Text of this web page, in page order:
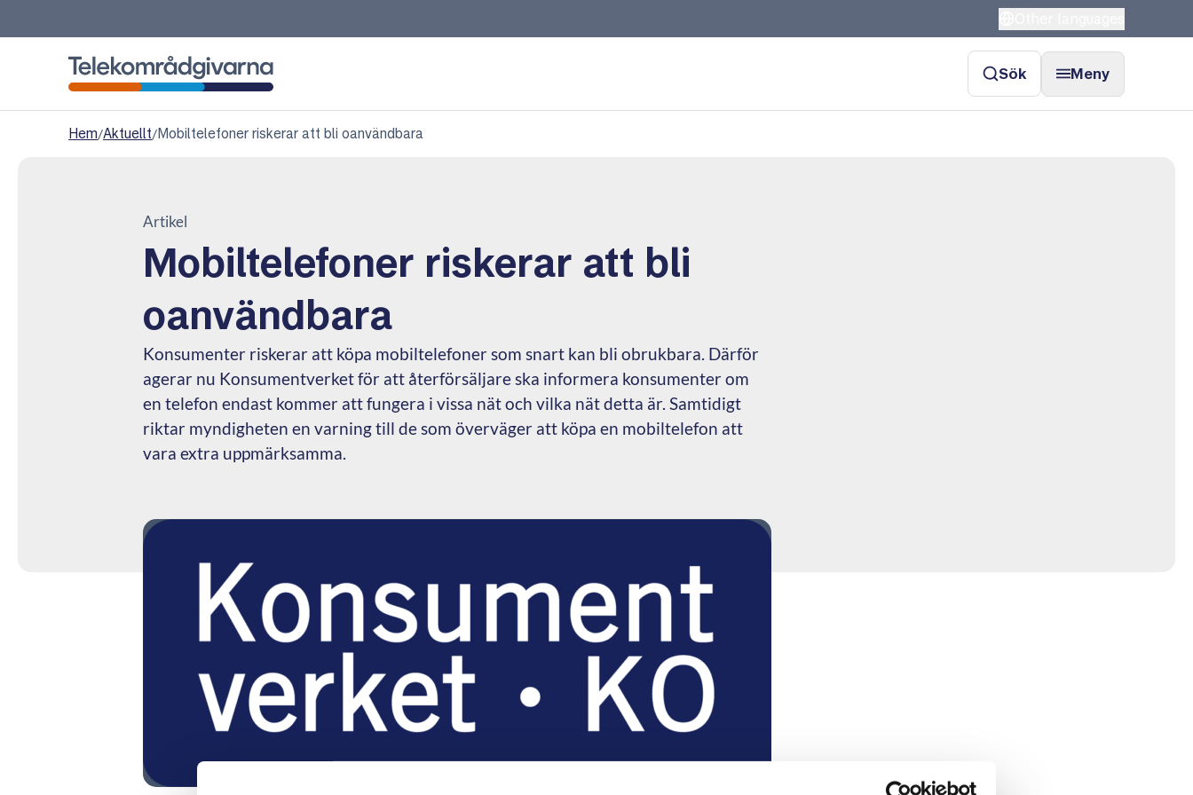
Sök Meny
Hem/Aktuellt/Mobiltelefoner riskerar att bli oanvändbara
Artikel
Mobiltelefoner riskerar att bli
oanvändbara
Konsumenter riskerar att köpa mobiltelefoner som snart kan bli obrukbara. Därför
agerar nu Konsumentverket för att återförsäljare ska informera konsumenter om
en telefon endast kommer att fungera i vissa nät och vilka nät detta är. Samtidigt
riktar myndigheten en varning till de som överväger att köpa en mobiltelefon att
vara extra uppmärksamma.